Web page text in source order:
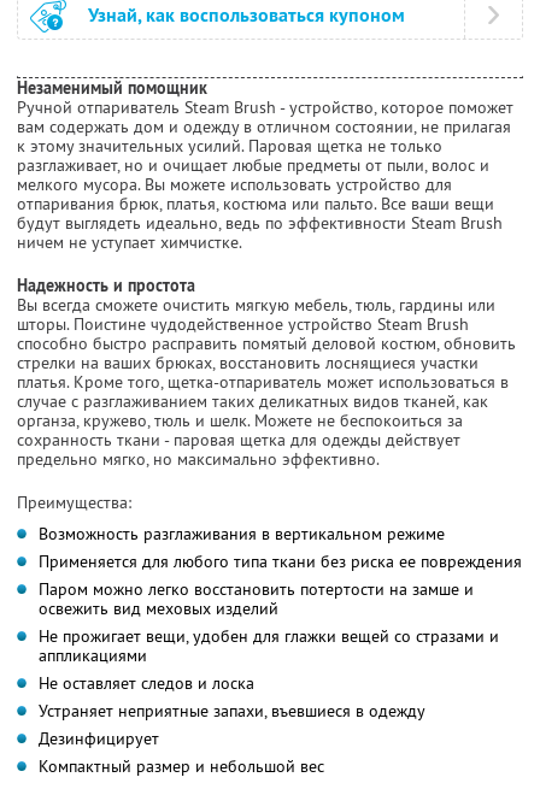
Узнай, как воспользоваться купоном
Незаменимый помощник
Ручной отпариватель Steam Brush - устройство, которое поможет
вам содержать дом и одежду в отличном состоянии, не прилагая
к этому значительных усилий. Паровая щетка не только
разглаживает, но и очищает любые предметы от пыли, волос и
мелкого мусора. Вы можете использовать устройство для
отпаривания брюк, платья, костюма или пальто. Все ваши вещи
будут выглядеть идеально, ведь по эффективности Steam Brush
ничем не уступает химчистке.
Надежность и простота
Вы всегда сможете очистить мягкую мебель, тюль, гардины или
шторы. Поистине чудодейственное устройство Steam Brush
способно быстро расправить помятый деловой костюм, обновить
стрелки на ваших брюках, восстановить лоснящиеся участки
платья. Кроме того, щетка-отпариватель может использоваться в
случае с разглаживанием таких деликатных видов тканей, как
органза, кружево, тюль и шелк. Можете не беспокоиться за
сохранность ткани - паровая щетка для одежды действует
предельно мягко, но максимально эффективно.
Преимущества:
Возможность разглаживания в вертикальном режиме
Применяется для любого типа ткани без риска ее повреждения
Паром можно легко восстановить потертости на замше и
освежить вид меховых изделий
Не прожигает вещи, удобен для глажки вещей со стразами и
аппликациями
Не оставляет следов и лоска
Устраняет неприятные запахи, въевшиеся в одежду
Дезинфицирует
Компактный размер и небольшой вес